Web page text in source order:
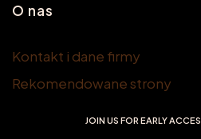
O nas
Kontakt i dane firmy
Rekomendowane strony
JOIN US FOR EARLY